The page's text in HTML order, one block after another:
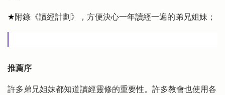
★附錄《讀經計劃》，方便決心一年讀經一遍的弟兄姐妹；
推薦序
許多弟兄姐妹都知道讀經靈修的重要性。許多教會也使用各